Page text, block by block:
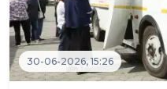
30-06-2026, 15:26